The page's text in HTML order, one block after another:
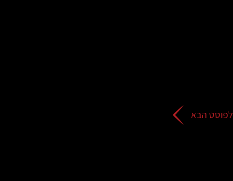
לפוסט הבא